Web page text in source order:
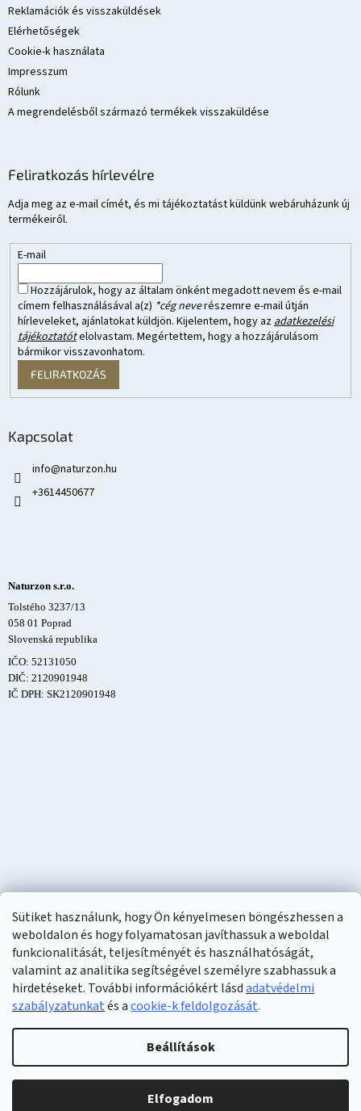
Sütiket használunk, hogy Ön kényelmesen böngészhessen a
weboldalon és hogy folyamatosan javíthassuk a weboldal
funkcionalitását, teljesítményét és használhatóságát,
valamint az analitika segítségével személyre szabhassuk a
hirdetéseket. További információkért lásdadatvédelmi
szabályzatunkatés acookie-k feldolgozását.
Beállítások
Elfogadom
Reklamációk és visszaküldések
Elérhetőségek
Cookie-k használata
Impresszum
Rólunk
A megrendelésből származó termékek visszaküldése
Feliratkozás hírlevélre
Adja meg az e-mail címét, és mi tájékoztatást küldünk webáruházunk új
termékeiről.
E-mail
Hozzájárulok, hogy az általam önként megadott nevem és e-mail
címem felhasználásával a(z) *cég neverészemre e-mail útján
hírleveleket, ajánlatokat küldjön. Kijelentem, hogy az adatkezelési
tájékoztatótelolvastam. Megértettem, hogy a hozzájárulásom
bármikor visszavonhatom.
FELIRATKOZÁS
Kapcsolat
info@naturzon.hu
+3614450677
Naturzon s.r.o.
Tolstého 3237/13
058 01 Poprad
Slovenská republika
IČO: 52131050
DIČ: 2120901948
IČ DPH: SK2120901948
Shoptet készítette